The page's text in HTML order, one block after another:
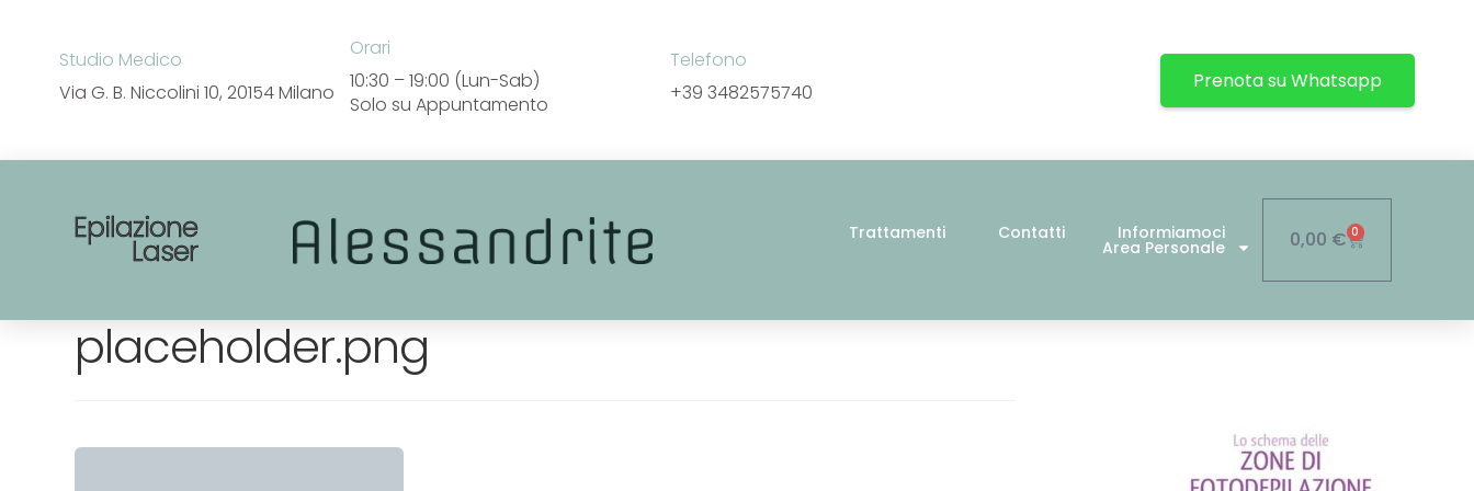
Studio Medico
Via G. B. Niccolini 10, 20154 Milano
Orari
10:30 – 19:00 (Lun-Sab)
Solo su Appuntamento
Telefono
+39 3482575740
Prenota su Whatsapp
Epilazione
Laser Trattamenti Contatti Informiamoci
Area Personale 0,00 € 0
placeholder.png